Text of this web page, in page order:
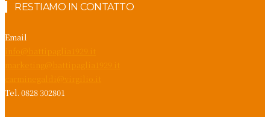
RESTIAMO IN CONTATTO
Email
Tel. 0828 302801